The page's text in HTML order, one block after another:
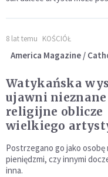
8 lat temu KOŚCIÓŁ
America Magazine /
Watykańska
ujawni nieznane
religijne oblicze
wielkiego
Postrzegano go jako osobę
pieniędzmi, czy innymi
inna.